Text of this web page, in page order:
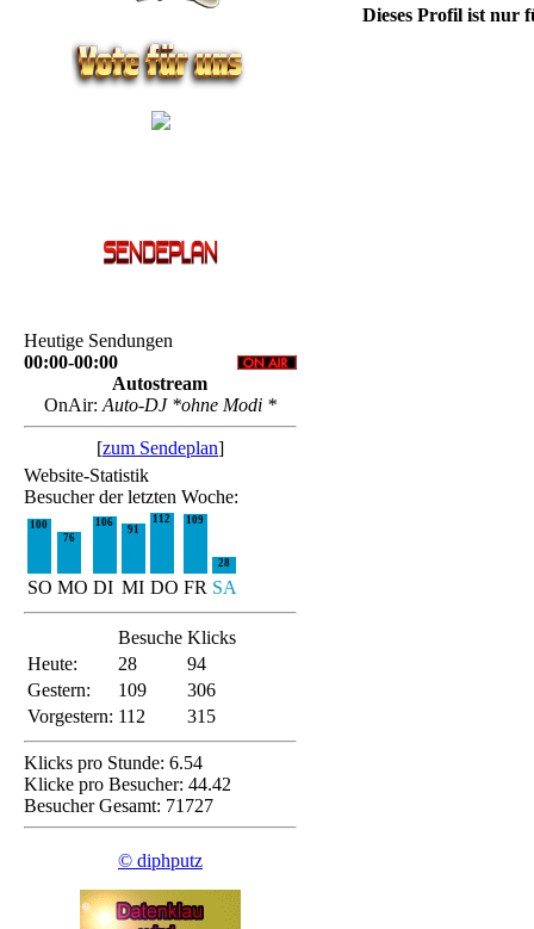
Heutige Sendungen
00:00-00:00
Autostream
OnAir: Auto-DJ *ohne Modi *
[zum Sendeplan]
Website-Statistik
Besucher der letzten Woche:
100
76
106
91
112 109
28
SO MO DI MI DO FR SA
Besuche Klicks
Heute:
28
94
Gestern:
109
306
Vorgestern: 112 315
Klicks pro Stunde: 6.54
Klicke pro Besucher: 44.42
Besucher Gesamt: 71727
© diphputz
Dieses Profil ist nur